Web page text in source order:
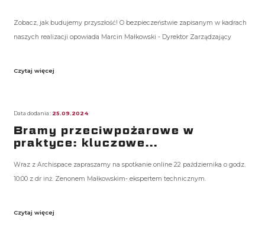
Zobacz, jak budujemy przyszłość! O bezpieczeństwie zapisanym w kadrach
naszych realizacji opowiada Marcin Małkowski - Dyrektor Zarządzający
Czytaj więcej
Data dodania: 25.09.2024
Bramy przeciwpożarowe w
praktyce: kluczowe...
Wraz z Archispace zapraszamy na spotkanie online 22 października o godz.
10:00 z dr inż. Zenonem Małkowskim- ekspertem technicznym.
Czytaj więcej